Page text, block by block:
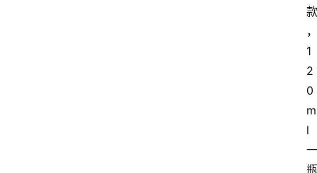
款
，
1
2
0
m
l
一
瓶